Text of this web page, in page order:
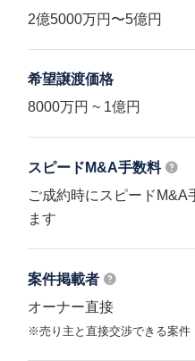
2億5000万円〜5億円
希望譲渡価格
8000万円 ~ 1億円
スピードM&A手数料
ご成約時にスピードM&A
ます
案件掲載者
オーナー直接
※売り主と直接交渉できる案件